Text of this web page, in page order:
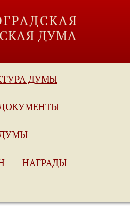
ДУМЫ
ДУМЫ
НАГРАДЫ